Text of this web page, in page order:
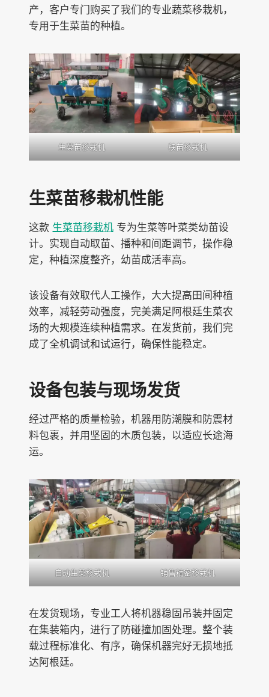
产，客户专门购买了我们的专业蔬菜移栽机，
专用于生菜苗的种植。
生菜苗移栽机 秧苗移栽机
生菜苗移栽机性能
这款 生菜苗移栽机 专为生菜等叶菜类幼苗设
计。实现自动取苗、播种和间距调节，操作稳
定，种植深度整齐，幼苗成活率高。
该设备有效取代人工操作，大大提高田间种植
效率，减轻劳动强度，完美满足阿根廷生菜农
场的大规模连续种植需求。在发货前，我们完
成了全机调试和试运行，确保性能稳定。
设备包装与现场发货
经过严格的质量检验，机器用防潮膜和防震材
料包裹，并用坚固的木质包装，以适应长途海
运。
自动生菜移栽机 销售精密移栽机
在发货现场，专业工人将机器稳固吊装并固定
在集装箱内，进行了防碰撞加固处理。整个装
载过程标准化、有序，确保机器完好无损地抵
达阿根廷。